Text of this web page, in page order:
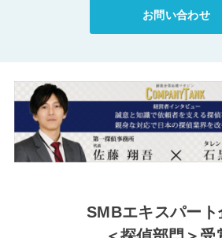
お問い合わせ
SMBエキスパート